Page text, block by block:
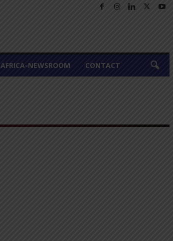
AFRICA-NEWSROOM CONTACT